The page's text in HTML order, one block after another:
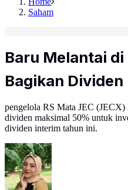
Saham
Baru Melantai di
Bagikan
pengelola RS Mata JEC (JECX)
dividen maksimal 50% untuk
dividen interim tahun ini.